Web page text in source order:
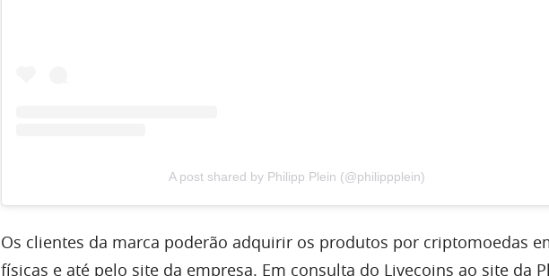
A post shared by Philipp Plein (@philippplein)
Os clientes da marca poderão adquirir os produtos por criptomoedas
físicas e até pelo site da empresa. Em consulta do Livecoins ao site da